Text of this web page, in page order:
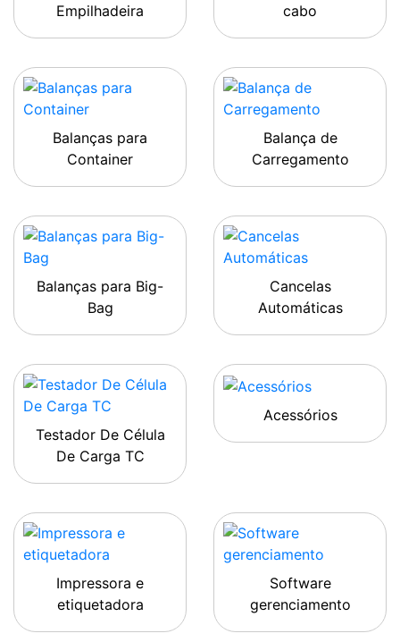
Empilhadeira
cabo
Balanças para
Container
Balança de
Carregamento
Balanças para Big-
Bag
Cancelas
Automáticas
Testador De Célula
De Carga TC
Acessórios
Impressora e
etiquetadora
Software
gerenciamento